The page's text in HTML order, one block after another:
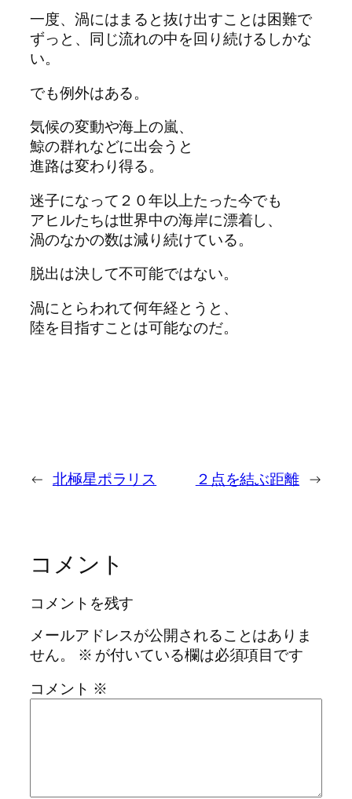
一度、渦にはまると抜け出すことは困難で
ずっと、同じ流れの中を回り続けるしかな
い。
でも例外はある。
気候の変動や海上の嵐、
鯨の群れなどに出会うと
進路は変わり得る。
迷子になって２０年以上たった今でも
アヒルたちは世界中の海岸に漂着し、
渦のなかの数は減り続けている。
脱出は決して不可能ではない。
渦にとらわれて何年経とうと、
陸を目指すことは可能なのだ。
← 北極星ポラリス ２点を結ぶ距離 →
コメント
コメントを残す
メールアドレスが公開されることはありま
せん。
※ が付いている欄は必須項目です
コメント ※